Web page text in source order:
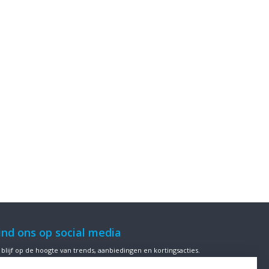
ons op social media
blijf op de hoogte van trends, aanbiedingen en kortingsacties.